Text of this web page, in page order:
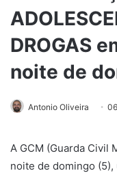
DROGAS
noite de
Antonio Oliveira
A GCM (Guarda Civil
noite de domingo